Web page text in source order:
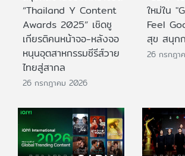
“Thailand Y Content
Awards 2025” เชิดชู
เกียรติคนหน้าจอ-หลังจอ
หนุนอุตสาหกรรมซีรีส์วาย
ไทยสู่สากล
26 กรกฎาคม 2026
ใหม่ใน
Feel
สุข สนุก
26 กรกฎา